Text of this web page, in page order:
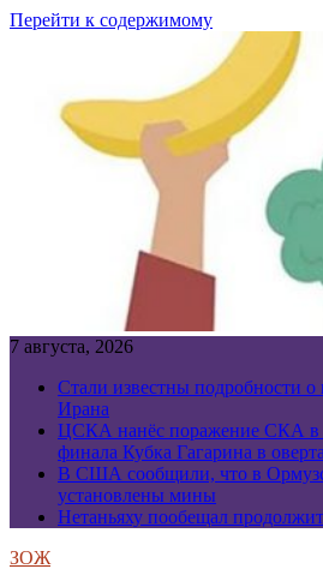
Перейти к содержимому
7 августа, 2026
Стали известны подробности
Ирана
ЦСКА нанёс поражение СКА в
финала Кубка Гагарина в
В США сообщили, что в
установлены мины
Нетаньяху пообещал
ЗОЖ